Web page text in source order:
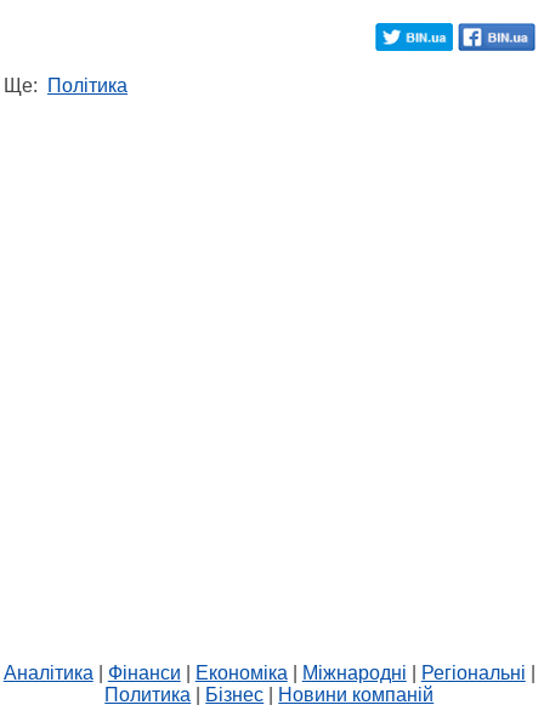
Ще: Політика
Аналітика Фінанси Економіка Міжнародні Регіональні
Политика
Бізнес Новини компаній